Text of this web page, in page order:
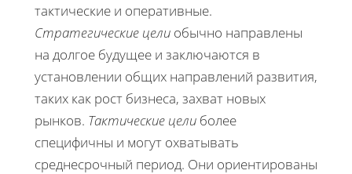
тактические и оперативные.
Стратегические цели обычно направлены
на долгое будущее и заключаются в
установлении общих направлений развития,
таких как рост бизнеса, захват новых
рынков. Тактические цели более
специфичны и могут охватывать
среднесрочный период. Они ориентированы